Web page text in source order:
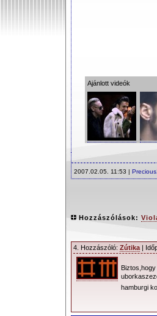
Ajánlott videók
2007.02.05. 11:53 |
Hozzászólások:
4. Hozzászóló: Zútika |
hamburgi